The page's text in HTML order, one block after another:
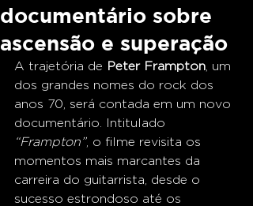
documentário sobre
ascensão e superação
A trajetória de Peter Frampton , um
dos grandes nomes do rock dos
anos 70, será contada em um novo
documentário. Intitulado
“Frampton”, o filme revisita os
momentos mais marcantes da
carreira do guitarrista, desde o
sucesso estrondoso até os